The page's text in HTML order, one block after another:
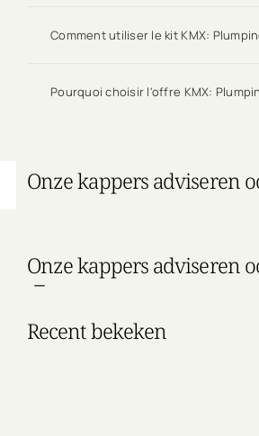
Comment utiliser le kit KMX:
Pourquoi choisir l'offre KMX:
Onze kappers adviseren
Onze kappers adviseren
Recent bekeken